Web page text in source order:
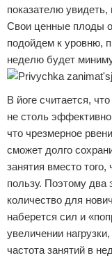
показателю
Свои ценные плоды
подойдем к уровню,
неделю будет
В йоге считается,
не столь
что чрезмерное
сможет долго
занятия вместо
пользу. Поэтому два
количество для
наберется сил и
увеличении
частота занятий в